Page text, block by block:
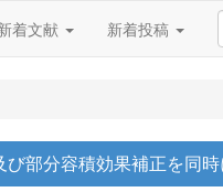
着文献 新着投稿
部分容積効果補正を同